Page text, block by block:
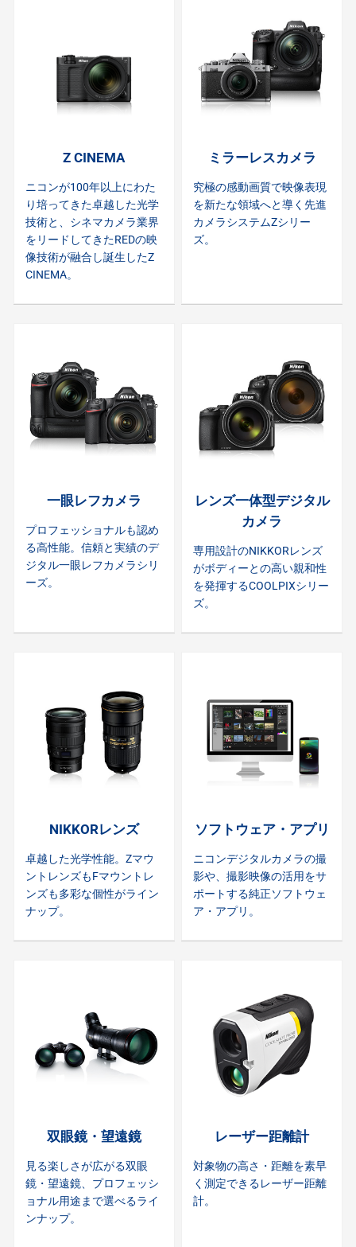
Z CINEMA
ニコンが100年以上にわた
り培ってきた卓越した光学
技術と、シネマカメラ業界
をリードしてきたREDの映
像技術が融合し誕生したZ
CINEMA。
ミラーレスカメラ
究極の感動画質で映像表現
を新たな領域へと導く先進
カメラシステムZシリー
ズ。
一眼レフカメラ
プロフェッショナルも認め
る高性能。信頼と実績のデ
ジタル一眼レフカメラシリ
ーズ。
レンズ一体型デジタル
カメラ
専用設計のNIKKORレンズ
がボディーとの高い親和性
を発揮するCOOLPIXシリー
ズ。
NIKKORレンズ
卓越した光学性能。Zマウ
ントレンズもFマウントレ
ンズも多彩な個性がライン
ナップ。
ソフトウェア・アプリ
ニコンデジタルカメラの撮
影や、撮影映像の活用をサ
ポートする純正ソフトウェ
ア・アプリ。
双眼鏡・望遠鏡
見る楽しさが広がる双眼
鏡・望遠鏡、プロフェッシ
ョナル用途まで選べるライ
ンナップ。
レーザー距離計
対象物の高さ・距離を素早
く測定できるレーザー距離
計。